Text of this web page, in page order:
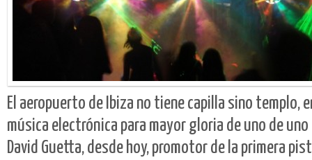
El aeropuerto de Ibiza no tiene capilla sino templo,
música electrónica para mayor gloria de uno de
David Guetta, desde hoy, promotor de la primera